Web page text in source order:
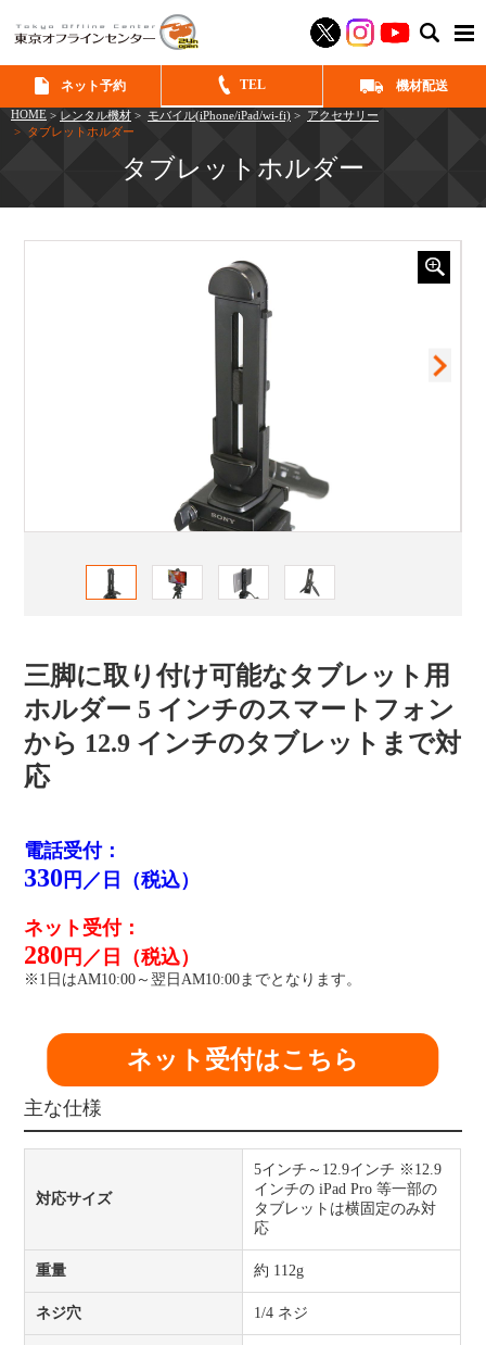
ネット予約 TEL 機材配送
HOME > レンタル機材 > モバイル(iPhone/iPad/wi-fi) > アクセサリー
> タブレットホルダー
タブレットホルダー
三脚に取り付け可能なタブレット用
ホルダー 5 インチのスマートフォン
から 12.9 インチのタブレットまで対
応
電話受付：
330 円／日（税込）
ネット受付：
280 円／日（税込）
※1日はAM10:00～翌日AM10:00までとなります。
ネット受付はこちら
主な仕様
対応サイズ
5インチ～12.9インチ ※12.9
インチの iPad Pro 等一部の
タブレットは横固定のみ対
応
重量 約 112g
ネジ穴 1/4 ネジ